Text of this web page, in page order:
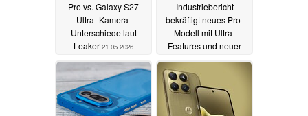
Pro vs. Galaxy S27
Ultra -Kamera-
Unterschiede laut
Leaker 21.05.2026
Industriebericht
bekräftigt neues Pro-
Modell mit Ultra-
Features und neuer
Größe21.05.2026